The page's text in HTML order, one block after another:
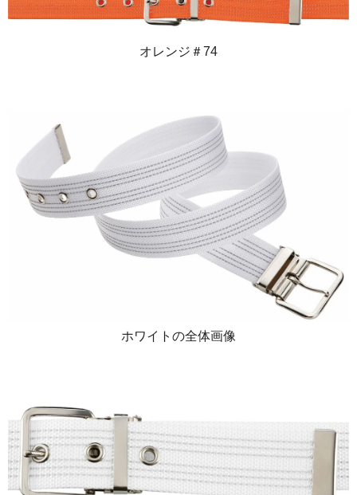
オレンジ＃74
ホワイトの全体画像